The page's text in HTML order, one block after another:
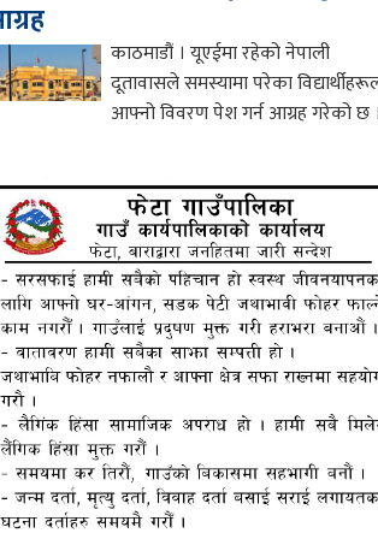
काठमाडौं । यूएईमा रहेको नेपाली
दूतावासले समस्यामा परेका
आफ्नो विवरण पेश गर्न आग्रह गरेको छ ।